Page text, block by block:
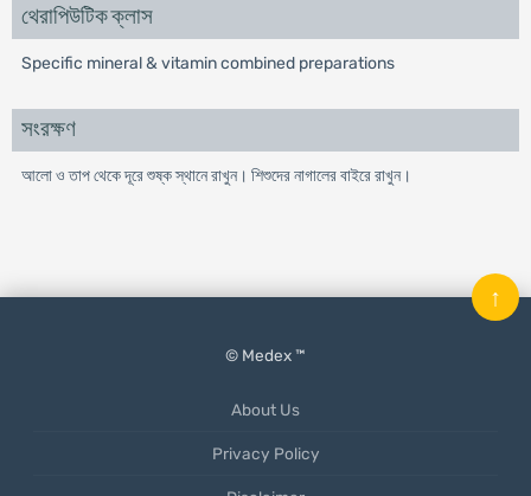
থেরাপিউটিক ক্লাস
Specific mineral & vitamin combined preparations
সংরক্ষণ
আলো ও তাপ থেকে দূরে শুষ্ক স্থানে রাখুন। শিশুদের নাগালের বাইরে রাখুন।
© Medex ™
About Us
Privacy Policy
↑